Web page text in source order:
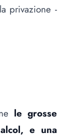
privazione -
le grosse
e una